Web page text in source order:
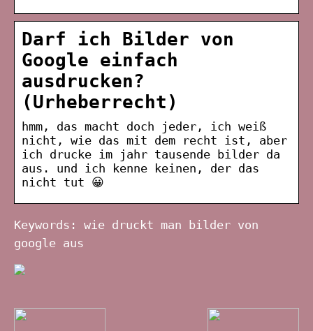
Darf ich Bilder von
Google einfach
ausdrucken?
(Urheberrecht)
hmm, das macht doch jeder, ich weiß
nicht, wie das mit dem recht ist, aber
ich drucke im jahr tausende bilder da
aus. und ich kenne keinen, der das
nicht tut 😀
Keywords: wie druckt man bilder von
google aus